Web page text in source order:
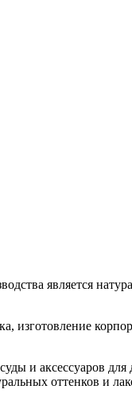
является
изготовление
и аксессуаров для
оттенков и